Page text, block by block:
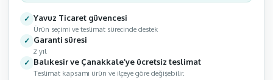
Yavuz Ticaret güvencesi
Ürün seçimi ve teslimat sürecinde destek
Garanti süresi
2 yıl
Balıkesir ve Çanakkale’ye ücretsiz teslimat
Teslimat kapsamı ürün ve ilçeye göre değişebilir.